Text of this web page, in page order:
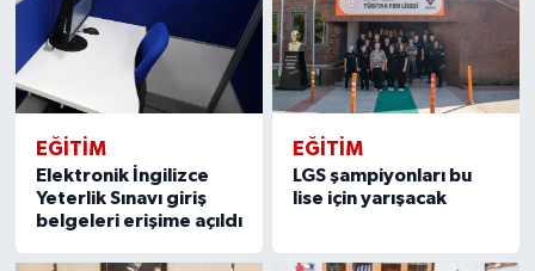
EĞITIM
Elektronik İngilizce
Yeterlik Sınavı giriş
belgeleri erişime açıldı
EĞITIM
LGS şampiyonları bu
lise için yarışacak